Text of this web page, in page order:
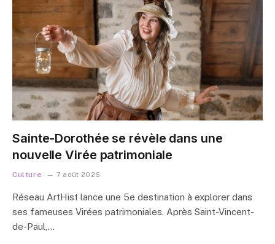
Sainte-Dorothée se révèle dans une
nouvelle Virée patrimoniale
Culture 7 août 2026
Réseau ArtHist lance une 5e destination à explorer dans
ses fameuses Virées patrimoniales. Après Saint-Vincent-
de-Paul,…